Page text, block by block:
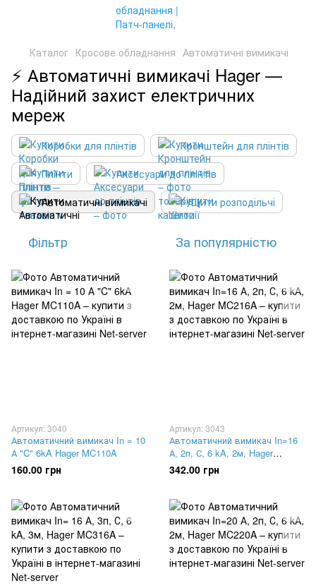
Каталог Кросове обладнання Автоматичні вимикачі
⚡ Автоматичні вимикачі Hager —
Надійний захист електричних
мереж
Коробки для плінтів
Кронштейн для плінтів
Плінти
Аксесуари до плінтів
Автоматичні вимикачі
Щити розподільчі
Фільтр За популярністю
Артикул: 3040
Автоматичний вимикач In = 10
А "C" 6kA Hager MC110A
160.00 грн
Артикул: 3043
Автоматичний вимикач In=16
А, 2п, С, 6 kA, 2м, Hager
MC216A
342.00 грн